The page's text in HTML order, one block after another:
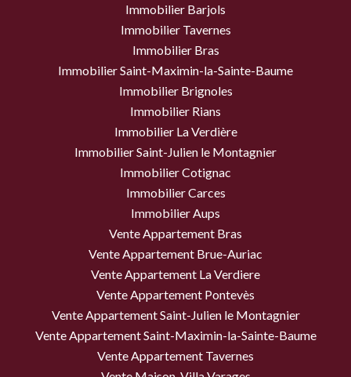
Immobilier Barjols
Immobilier Tavernes
Immobilier Bras
Immobilier Saint-Maximin-la-Sainte-Baume
Immobilier Brignoles
Immobilier Rians
Immobilier La Verdière
Immobilier Saint-Julien le Montagnier
Immobilier Cotignac
Immobilier Carces
Immobilier Aups
Vente Appartement Bras
Vente Appartement Brue-Auriac
Vente Appartement La Verdiere
Vente Appartement Pontevès
Vente Appartement Saint-Julien le Montagnier
Vente Appartement Saint-Maximin-la-Sainte-Baume
Vente Appartement Tavernes